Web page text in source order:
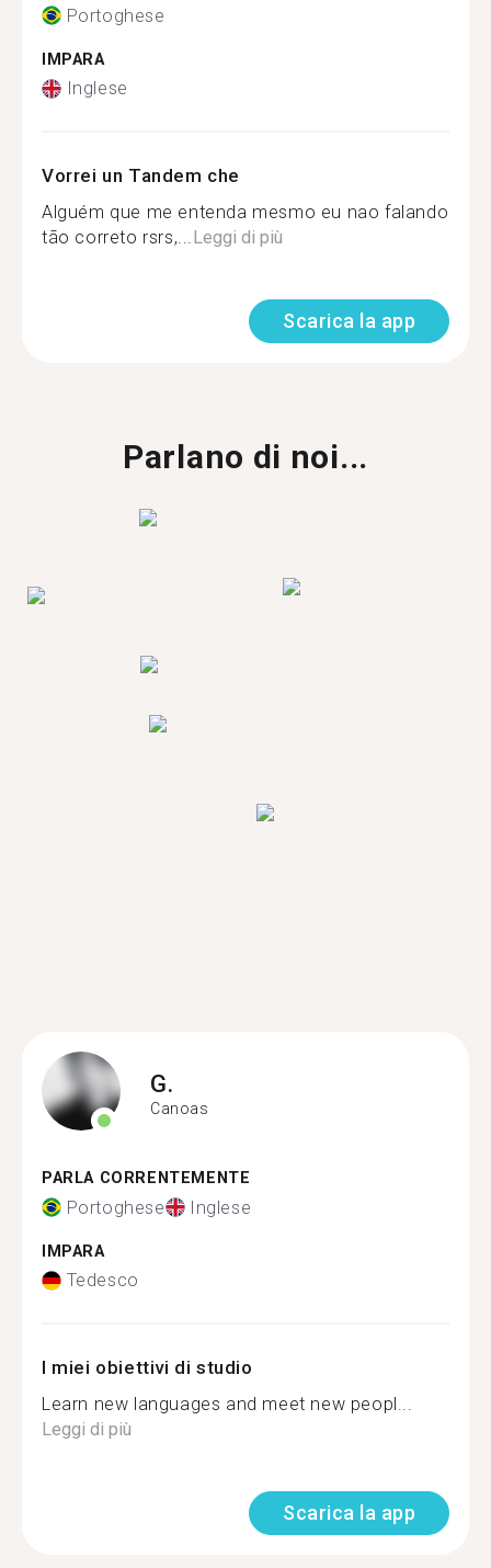
Portoghese
IMPARA
Inglese
Vorrei un Tandem che
Alguém que me entenda mesmo eu nao falando
tão correto rsrs,...Leggi di più
Scarica la app
Parlano di noi...
G.
Canoas
PARLA CORRENTEMENTE
Portoghese Inglese
IMPARA
Tedesco
I miei obiettivi di studio
Learn new languages and meet new peopl...
Leggi di più
Scarica la app